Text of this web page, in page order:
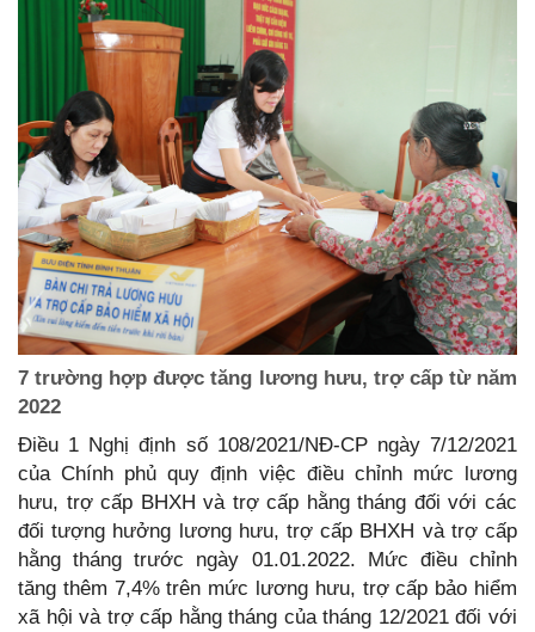
7 trường hợp được tăng lương hưu, trợ cấp từ năm
2022
Điều 1 Nghị định số 108/2021/NĐ-CP ngày 7/12/2021
của Chính phủ quy định việc điều chỉnh mức lương
hưu, trợ cấp BHXH và trợ cấp hằng tháng đối với các
đối tượng hưởng lương hưu, trợ cấp BHXH và trợ cấp
hằng tháng trước ngày 01.01.2022. Mức điều chỉnh
tăng thêm 7,4% trên mức lương hưu, trợ cấp bảo hiểm
xã hội và trợ cấp hằng tháng của tháng 12/2021 đối với